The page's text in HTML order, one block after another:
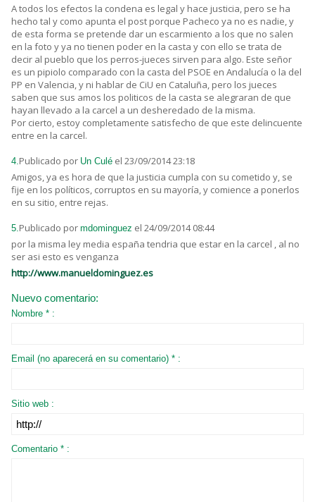
A todos los efectos la condena es legal y hace justicia, pero se ha
hecho tal y como apunta el post porque Pacheco ya no es nadie, y
de esta forma se pretende dar un escarmiento a los que no salen
en la foto y ya no tienen poder en la casta y con ello se trata de
decir al pueblo que los perros-jueces sirven para algo. Este señor
es un pipiolo comparado con la casta del PSOE en Andalucía o la del
PP en Valencia, y ni hablar de CiU en Cataluña, pero los jueces
saben que sus amos los politicos de la casta se alegraran de que
hayan llevado a la carcel a un desheredado de la misma.
Por cierto, estoy completamente satisfecho de que este delincuente
entre en la carcel.
4.Publicado por Un Culé el 23/09/2014 23:18
Amigos, ya es hora de que la justicia cumpla con su cometido y, se
fije en los políticos, corruptos en su mayoría, y comience a ponerlos
en su sitio, entre rejas.
5.Publicado por mdominguez el 24/09/2014 08:44
por la misma ley media españa tendria que estar en la carcel , al no
ser asi esto es venganza
http://www.manueldominguez.es
Nuevo comentario:
Nombre * :
Email (no aparecerá en su comentario) * :
Sitio web :
Comentario * :